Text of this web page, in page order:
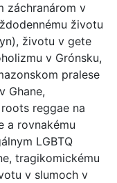
záchranárom v
životu
životu v gete
v Grónsku,
pralese
Ghane,
reggae na
a rovnakému
LGBTQ
tragikomickému
v slumoch v